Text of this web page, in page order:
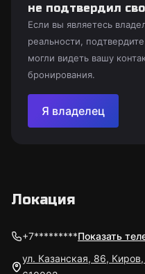
не подтвердил
Если вы являетесь
реальности,
могли видеть вашу
бронирования.
Я владелец
Локация
+7*********Показать
ул. Казанская, 86,